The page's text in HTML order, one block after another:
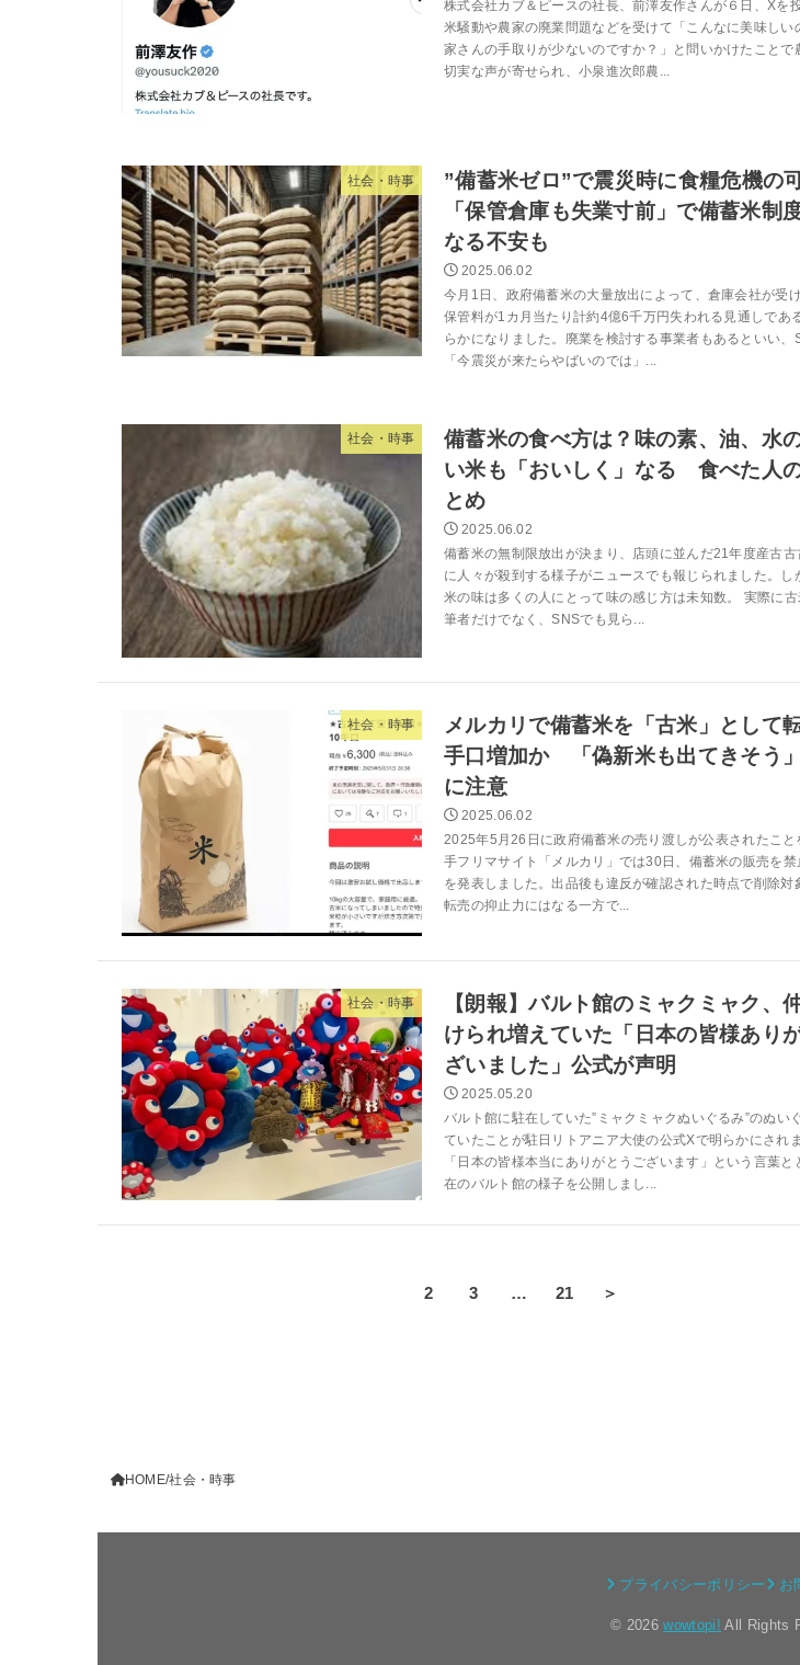
株式会社カブ＆ピースの社長、前澤友作さんが６日、Xを
米騒動や農家の廃業問題などを受けて「こんなに美味しい
家さんの手取りが少ないのですか？」と問いかけたことで
切実な声が寄せられ、小泉進次郎農...
社会・時事
”備蓄米ゼロ”で震災時に食糧危機の
「保管倉庫も失業寸前」で備蓄米制
なる不安も
2025.06.02
今月1日、政府備蓄米の大量放出によって、倉庫会社が受
保管料が1カ月当たり計約4億6千万円失われる見通しであ
らかになりました。廃業を検討する事業者もあるといい、
「今震災が来たらやばいのでは」...
社会・時事
備蓄米の食べ方は？味の素、油、水
い米も「おいしく」なる 食べた人
とめ
2025.06.02
備蓄米の無制限放出が決まり、店頭に並んだ21年度産古古
に人々が殺到する様子がニュースでも報じられました。し
米の味は多くの人にとって味の感じ方は未知数。 実際に古
筆者だけでなく、SNSでも見ら...
社会・時事
メルカリで備蓄米を「古米」として
手口増加か 「偽新米も出てきそう
に注意
2025.06.02
2025年5月26日に政府備蓄米の売り渡しが公表されたこと
手フリマサイト「メルカリ」では30日、備蓄米の販売を禁
を発表しました。出品後も違反が確認された時点で削除対
転売の抑止力にはなる一方で...
社会・時事
【朗報】バルト館のミャクミャク、
けられ増えていた「日本の皆様あり
ざいました」公式が声明
2025.05.20
バルト館に駐在していた”ミャクミャクぬいぐるみ”のぬい
ていたことが駐日リトアニア大使の公式Xで明らかにされま
「日本の皆様本当にありがとうございます」という言葉と
在のバルト館の様子を公開しまし...
2 3 … 21 ＞
HOME 社会・時事
プライバシーポリシー お
© 2026wowtopi! All Rights